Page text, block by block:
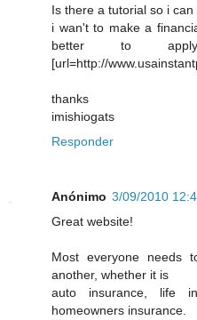
Is there a tutorial so i
i wan't to make a
better to
[url=http://
thanks
imishiogats
Responder
Anónimo 3/09/2010
Great website!
Most everyone needs
another, whether it is
auto insurance, life
homeowners insurance.